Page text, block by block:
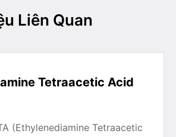
Liên Quan
Tetraacetic Acid
(Ethylenediamine Tetraacetic